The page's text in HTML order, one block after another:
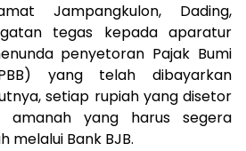
Jampangkulon, Dading,
tegas kepada aparatur
penyetoran Pajak Bumi
yang telah dibayarkan
setiap rupiah yang disetor
amanah yang harus segera
melalui Bank BJB.